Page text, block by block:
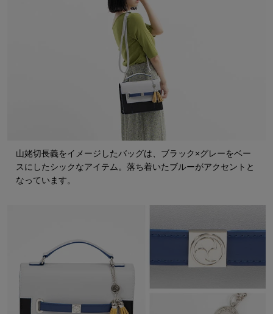
山姥切長義をイメージしたバッグは、ブラック×グレーをベー
スにしたシックなアイテム。落ち着いたブルーがアクセントと
なっています。